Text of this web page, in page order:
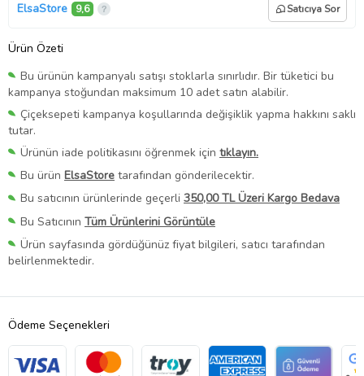
ElsaStore 9,6 Satıcıya Sor
Ürün Özeti
Bu ürünün kampanyalı satışı stoklarla sınırlıdır. Bir tüketici bu
kampanya stoğundan maksimum 10 adet satın alabilir.
Çiçeksepeti kampanya koşullarında değişiklik yapma hakkını saklı
tutar.
Ürünün iade politikasını öğrenmek için tıklayın.
Bu ürün ElsaStore tarafından gönderilecektir.
Bu satıcının ürünlerinde geçerli 350,00 TL Üzeri Kargo Bedava
Bu Satıcının Tüm Ürünlerini Görüntüle
Ürün sayfasında gördüğünüz fiyat bilgileri, satıcı tarafından
belirlenmektedir.
Ödeme Seçenekleri